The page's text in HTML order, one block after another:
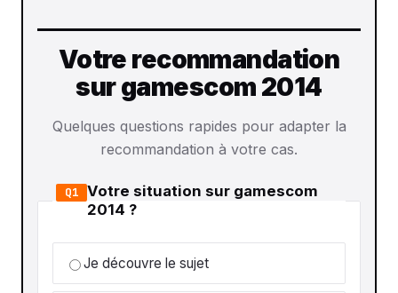
Votre recommandation
sur gamescom 2014
Quelques questions rapides pour adapter la
recommandation à votre cas.
Q1 Votre situation sur gamescom
2014 ?
Je découvre le sujet